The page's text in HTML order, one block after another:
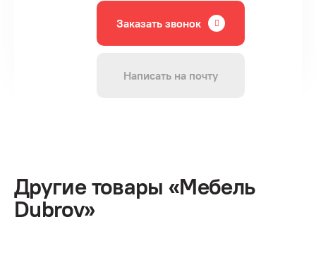
Заказать звонок
Написать на почту
Другие товары «Мебель
Dubrov»